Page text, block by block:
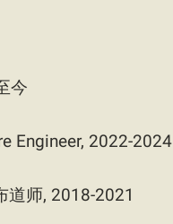
今
Engineer, 2022-2024
道师, 2018-2021